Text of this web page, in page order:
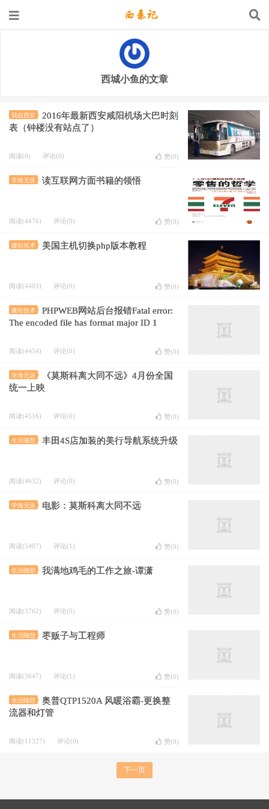
西城小鱼的文章
我在西安
2016年最新西安咸阳机场大巴时刻
表（钟楼没有站点了）
阅读(0) 评论(0) 赞(0)
学海无涯 读互联网方面书籍的领悟
阅读(4476) 评论(0) 赞(0)
建站技术 美国主机切换php版本教程
阅读(4405) 评论(0) 赞(0)
建站技术
PHPWEB网站后台报错Fatal error:
The encoded file has format major ID 1
阅读(4454) 评论(0) 赞(0)
学海无涯
《莫斯科离大同不远》4月份全国
统一上映
阅读(4516) 评论(0) 赞(0)
生活随想 丰田4S店加装的美行导航系统升级
阅读(4632) 评论(0) 赞(0)
学海无涯 电影：莫斯科离大同不远
阅读(5407) 评论(1) 赞(0)
生活随想 我满地鸡毛的工作之旅-谭潇
阅读(3762) 评论(0) 赞(0)
生活随想 枣贩子与工程师
阅读(3647) 评论(1) 赞(0)
生活随想
奥普QTP1520A 风暖浴霸-更换整
流器和灯管
阅读(11327) 评论(0) 赞(0)
下一页